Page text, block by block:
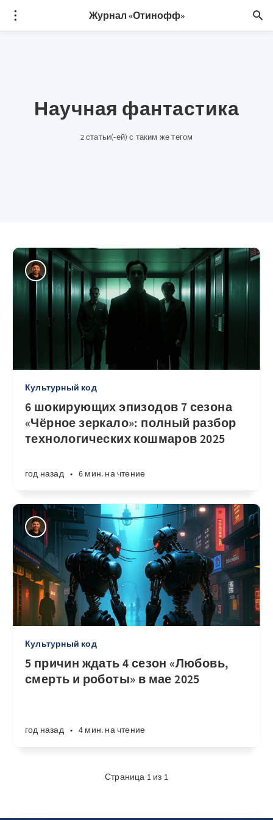
Журнал «Отинофф»
Научная фантастика
2 статьи(-ей) с таким же тегом
Культурный код
6 шокирующих эпизодов 7 сезона
«Чёрное зеркало»: полный разбор
технологических кошмаров 2025
год назад • 6 мин. на чтение
Культурный код
5 причин ждать 4 сезон «Любовь,
смерть и роботы» в мае 2025
год назад • 4 мин. на чтение
Страница 1 из 1